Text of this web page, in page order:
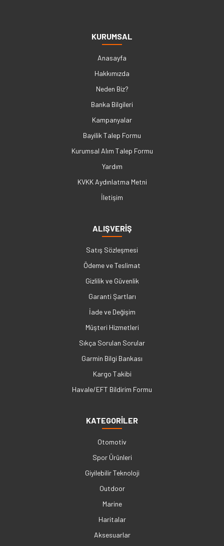
KURUMSAL
Anasayfa
Hakkımızda
Neden Biz?
Banka Bilgileri
Kampanyalar
Bayilik Talep Formu
Kurumsal Alım Talep Formu
Yardım
KVKK Aydınlatma Metni
İletişim
ALIŞVERİŞ
Satış Sözleşmesi
Ödeme ve Teslimat
Gizlilik ve Güvenlik
Garanti Şartları
İade ve Değişim
Müşteri Hizmetleri
Sıkça Sorulan Sorular
Garmin Bilgi Bankası
Kargo Takibi
Havale/EFT Bildirim Formu
KATEGORİLER
Otomotiv
Spor Ürünleri
Giyilebilir Teknoloji
Outdoor
Marine
Haritalar
Aksesuarlar